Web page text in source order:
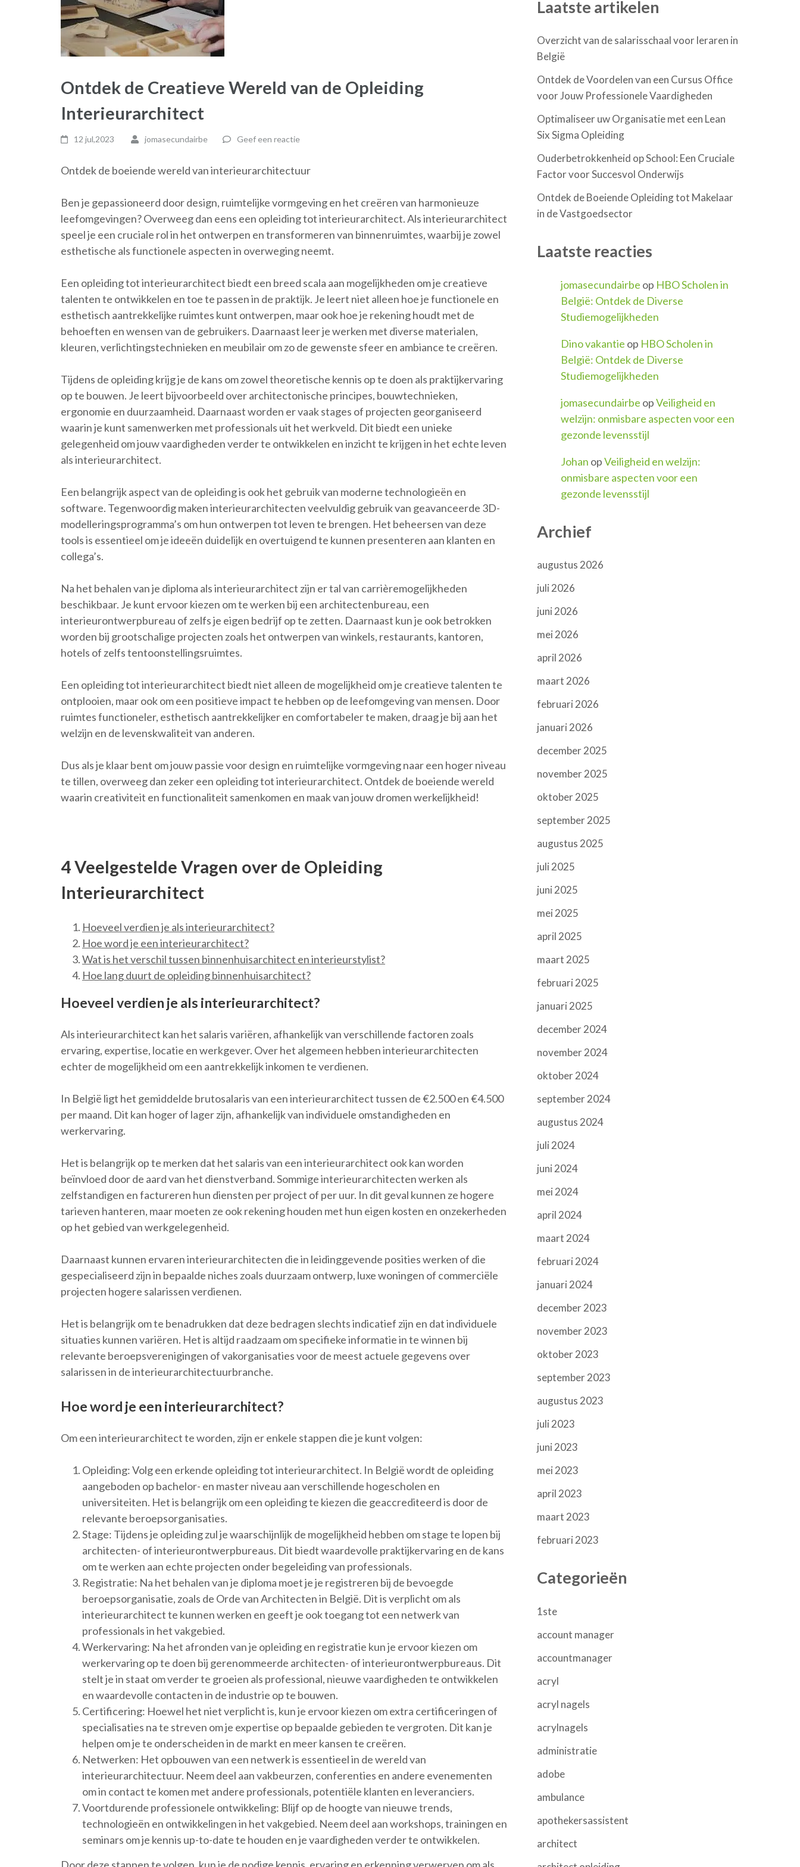
Ontdek de Creatieve Wereld van de Opleiding
Interieurarchitect
12 jul,2023 jomasecundairbe Geef een reactie
Ontdek de boeiende wereld van interieurarchitectuur
Ben je gepassioneerd door design, ruimtelijke vormgeving en het creëren van harmonieuze
leefomgevingen? Overweeg dan eens een opleiding tot interieurarchitect. Als interieurarchitect
speel je een cruciale rol in het ontwerpen en transformeren van binnenruimtes, waarbij je zowel
esthetische als functionele aspecten in overweging neemt.
Een opleiding tot interieurarchitect biedt een breed scala aan mogelijkheden om je creatieve
talenten te ontwikkelen en toe te passen in de praktijk. Je leert niet alleen hoe je functionele en
esthetisch aantrekkelijke ruimtes kunt ontwerpen, maar ook hoe je rekening houdt met de
behoeften en wensen van de gebruikers. Daarnaast leer je werken met diverse materialen,
kleuren, verlichtingstechnieken en meubilair om zo de gewenste sfeer en ambiance te creëren.
Tijdens de opleiding krijg je de kans om zowel theoretische kennis op te doen als praktijkervaring
op te bouwen. Je leert bijvoorbeeld over architectonische principes, bouwtechnieken,
ergonomie en duurzaamheid. Daarnaast worden er vaak stages of projecten georganiseerd
waarin je kunt samenwerken met professionals uit het werkveld. Dit biedt een unieke
gelegenheid om jouw vaardigheden verder te ontwikkelen en inzicht te krijgen in het echte leven
als interieurarchitect.
Een belangrijk aspect van de opleiding is ook het gebruik van moderne technologieën en
software. Tegenwoordig maken interieurarchitecten veelvuldig gebruik van geavanceerde 3D-
modelleringsprogramma’s om hun ontwerpen tot leven te brengen. Het beheersen van deze
tools is essentieel om je ideeën duidelijk en overtuigend te kunnen presenteren aan klanten en
collega’s.
Na het behalen van je diploma als interieurarchitect zijn er tal van carrièremogelijkheden
beschikbaar. Je kunt ervoor kiezen om te werken bij een architectenbureau, een
interieurontwerpbureau of zelfs je eigen bedrijf op te zetten. Daarnaast kun je ook betrokken
worden bij grootschalige projecten zoals het ontwerpen van winkels, restaurants, kantoren,
hotels of zelfs tentoonstellingsruimtes.
Een opleiding tot interieurarchitect biedt niet alleen de mogelijkheid om je creatieve talenten te
ontplooien, maar ook om een positieve impact te hebben op de leefomgeving van mensen. Door
ruimtes functioneler, esthetisch aantrekkelijker en comfortabeler te maken, draag je bij aan het
welzijn en de levenskwaliteit van anderen.
Dus als je klaar bent om jouw passie voor design en ruimtelijke vormgeving naar een hoger niveau
te tillen, overweeg dan zeker een opleiding tot interieurarchitect. Ontdek de boeiende wereld
waarin creativiteit en functionaliteit samenkomen en maak van jouw dromen werkelijkheid!
4 Veelgestelde Vragen over de Opleiding
Interieurarchitect
Hoeveel verdien je als interieurarchitect?
Hoe word je een interieurarchitect?
Wat is het verschil tussen binnenhuisarchitect en interieurstylist?
Hoe lang duurt de opleiding binnenhuisarchitect?
Hoeveel verdien je als interieurarchitect?
Als interieurarchitect kan het salaris variëren, afhankelijk van verschillende factoren zoals
ervaring, expertise, locatie en werkgever. Over het algemeen hebben interieurarchitecten
echter de mogelijkheid om een aantrekkelijk inkomen te verdienen.
In België ligt het gemiddelde brutosalaris van een interieurarchitect tussen de €2.500 en €4.500
per maand. Dit kan hoger of lager zijn, afhankelijk van individuele omstandigheden en
werkervaring.
Het is belangrijk op te merken dat het salaris van een interieurarchitect ook kan worden
beïnvloed door de aard van het dienstverband. Sommige interieurarchitecten werken als
zelfstandigen en factureren hun diensten per project of per uur. In dit geval kunnen ze hogere
tarieven hanteren, maar moeten ze ook rekening houden met hun eigen kosten en onzekerheden
op het gebied van werkgelegenheid.
Daarnaast kunnen ervaren interieurarchitecten die in leidinggevende posities werken of die
gespecialiseerd zijn in bepaalde niches zoals duurzaam ontwerp, luxe woningen of commerciële
projecten hogere salarissen verdienen.
Het is belangrijk om te benadrukken dat deze bedragen slechts indicatief zijn en dat individuele
situaties kunnen variëren. Het is altijd raadzaam om specifieke informatie in te winnen bij
relevante beroepsverenigingen of vakorganisaties voor de meest actuele gegevens over
salarissen in de interieurarchitectuurbranche.
Hoe word je een interieurarchitect?
Om een interieurarchitect te worden, zijn er enkele stappen die je kunt volgen:
Opleiding: Volg een erkende opleiding tot interieurarchitect. In België wordt de opleiding
aangeboden op bachelor- en master niveau aan verschillende hogescholen en
universiteiten. Het is belangrijk om een opleiding te kiezen die geaccrediteerd is door de
relevante beroepsorganisaties.
Stage: Tijdens je opleiding zul je waarschijnlijk de mogelijkheid hebben om stage te lopen bij
architecten- of interieurontwerpbureaus. Dit biedt waardevolle praktijkervaring en de kans
om te werken aan echte projecten onder begeleiding van professionals.
Registratie: Na het behalen van je diploma moet je je registreren bij de bevoegde
beroepsorganisatie, zoals de Orde van Architecten in België. Dit is verplicht om als
interieurarchitect te kunnen werken en geeft je ook toegang tot een netwerk van
professionals in het vakgebied.
Werkervaring: Na het afronden van je opleiding en registratie kun je ervoor kiezen om
werkervaring op te doen bij gerenommeerde architecten- of interieurontwerpbureaus. Dit
stelt je in staat om verder te groeien als professional, nieuwe vaardigheden te ontwikkelen
en waardevolle contacten in de industrie op te bouwen.
Certificering: Hoewel het niet verplicht is, kun je ervoor kiezen om extra certificeringen of
specialisaties na te streven om je expertise op bepaalde gebieden te vergroten. Dit kan je
helpen om je te onderscheiden in de markt en meer kansen te creëren.
Netwerken: Het opbouwen van een netwerk is essentieel in de wereld van
interieurarchitectuur. Neem deel aan vakbeurzen, conferenties en andere evenementen
om in contact te komen met andere professionals, potentiële klanten en leveranciers.
Voortdurende professionele ontwikkeling: Blijf op de hoogte van nieuwe trends,
technologieën en ontwikkelingen in het vakgebied. Neem deel aan workshops, trainingen en
seminars om je kennis up-to-date te houden en je vaardigheden verder te ontwikkelen.
Laatste artikelen
Overzicht van de salarisschaal voor leraren in
België
Ontdek de Voordelen van een Cursus Office
voor Jouw Professionele Vaardigheden
Optimaliseer uw Organisatie met een Lean
Six Sigma Opleiding
Ouderbetrokkenheid op School: Een Cruciale
Factor voor Succesvol Onderwijs
Ontdek de Boeiende Opleiding tot Makelaar
in de Vastgoedsector
Laatste reacties
jomasecundairbe op HBO Scholen in
België: Ontdek de Diverse
Studiemogelijkheden
Dino vakantie op HBO Scholen in
België: Ontdek de Diverse
Studiemogelijkheden
jomasecundairbe opVeiligheid en
welzijn: onmisbare aspecten voor een
gezonde levensstijl
Johan opVeiligheid en welzijn:
onmisbare aspecten voor een
gezonde levensstijl
Archief
augustus 2026
juli 2026
juni 2026
mei 2026
april 2026
maart 2026
februari 2026
januari 2026
december 2025
november 2025
oktober 2025
september 2025
augustus 2025
juli 2025
juni 2025
mei 2025
april 2025
maart 2025
februari 2025
januari 2025
december 2024
november 2024
oktober 2024
september 2024
augustus 2024
juli 2024
juni 2024
mei 2024
april 2024
maart 2024
februari 2024
januari 2024
december 2023
november 2023
oktober 2023
september 2023
augustus 2023
juli 2023
juni 2023
mei 2023
april 2023
maart 2023
februari 2023
Categorieën
1ste
account manager
accountmanager
acryl
acryl nagels
acrylnagels
administratie
adobe
ambulance
apothekersassistent
architect